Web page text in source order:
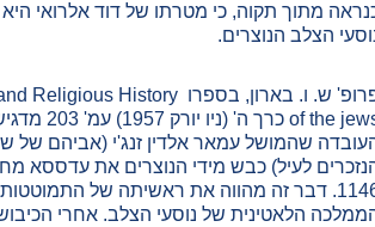
מתוך תקוה, כי מטרתו של דוד אלרואי היא
הצלב הנוצרים.
ש. ו. בארון, בספרו Religious History
of the
כרך ה' (ניו יורק
שהמושל עמאר אלדין זנג'י (אביהם של
לעיל) כבש מידי הנוצרים את עדססא
1146. דבר זה מהווה את ראשיתה של
הלאטינית של נוסעי הצלב. אחרי